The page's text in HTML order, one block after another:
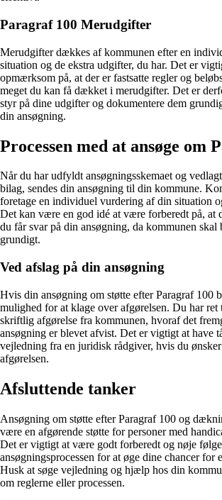
Paragraf 100 Merudgifter
Merudgifter dækkes af kommunen efter en
situation og de ekstra udgifter, du har. Det er
opmærksom på, at der er fastsatte regler og
meget du kan få dækket i merudgifter. Det er
styr på dine udgifter og dokumentere dem
din ansøgning.
Processen med at ansøge om
Når du har udfyldt ansøgningsskemaet og
bilag, sendes din ansøgning til din kommune.
foretage en individuel vurdering af din situation
Det kan være en god idé at være forberedt på, at
du får svar på din ansøgning, da kommunen skal
grundigt.
Ved afslag på din ansøgning
Hvis din ansøgning om støtte efter Paragraf 100
mulighed for at klage over afgørelsen. Du har ret
skriftlig afgørelse fra kommunen, hvoraf det
ansøgning er blevet afvist. Det er vigtigt at have
vejledning fra en juridisk rådgiver, hvis du
afgørelsen.
Afsluttende tanker
Ansøgning om støtte efter Paragraf 100 og
være en afgørende støtte for personer med
Det er vigtigt at være godt forberedt og nøje
ansøgningsprocessen for at øge dine chancer for
Husk at søge vejledning og hjælp hos din
om reglerne eller processen.